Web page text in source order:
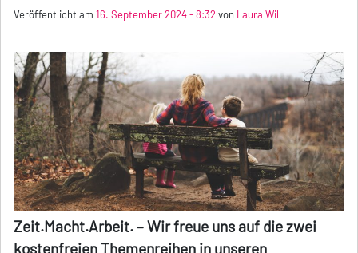
Veröffentlicht am 16. September 2024 - 8:32 von Laura Will
Zeit.Macht.Arbeit. – Wir freue uns auf die zwei
kostenfreien Themenreihen in unseren